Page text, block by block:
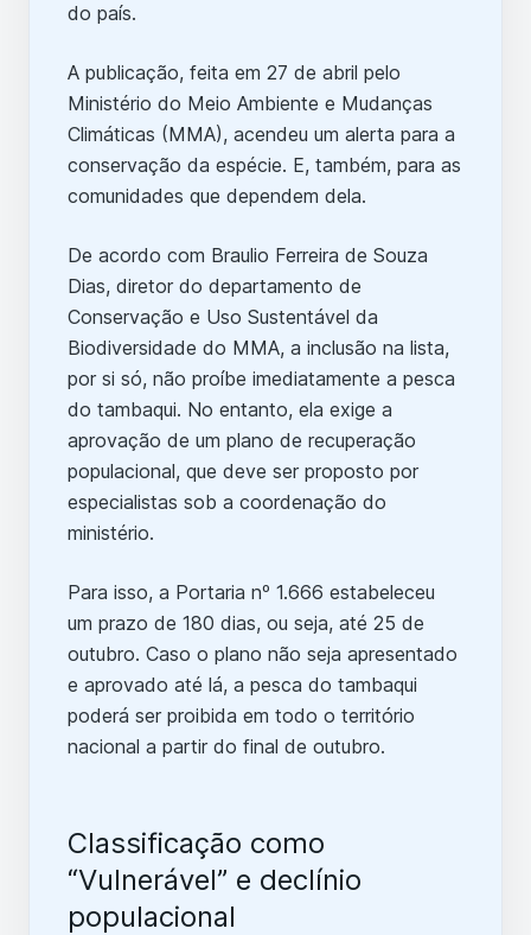
do país.
A publicação, feita em 27 de abril pelo
Ministério do Meio Ambiente e Mudanças
Climáticas (MMA), acendeu um alerta para a
conservação da espécie. E, também, para as
comunidades que dependem dela.
De acordo com Braulio Ferreira de Souza
Dias, diretor do departamento de
Conservação e Uso Sustentável da
Biodiversidade do MMA, a inclusão na lista,
por si só, não proíbe imediatamente a pesca
do tambaqui. No entanto, ela exige a
aprovação de um plano de recuperação
populacional, que deve ser proposto por
especialistas sob a coordenação do
ministério.
Para isso, a Portaria nº 1.666 estabeleceu
um prazo de 180 dias, ou seja, até 25 de
outubro. Caso o plano não seja apresentado
e aprovado até lá, a pesca do tambaqui
poderá ser proibida em todo o território
nacional a partir do final de outubro.
Classificação como
“Vulnerável” e declínio
populacional